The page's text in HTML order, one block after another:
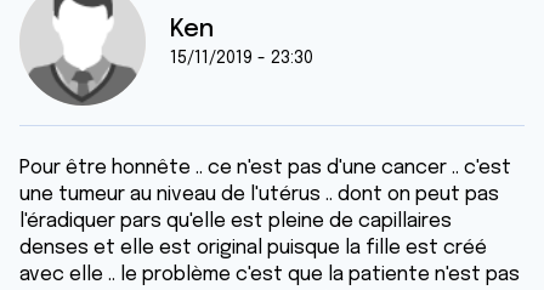
Ken
15/11/2019 - 23:30
Pour être honnête .. ce n'est pas d'une cancer .. c'est
une tumeur au niveau de l'utérus .. dont on peut pas
l'éradiquer pars qu'elle est pleine de capillaires
denses et elle est original puisque la fille est créé
avec elle .. le problème c'est que la patiente n'est pas